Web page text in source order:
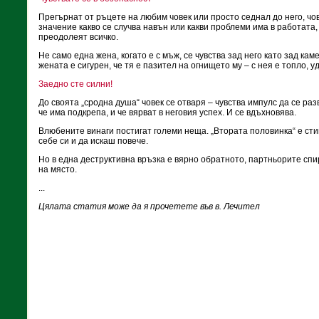
Прегърнат от ръцете на любим човек или просто седнал до него,
значение какво се случва навън или какви проблеми има в
преодолеят всичко.
Не само една жена, когато е с мъж, се чувства зад него като зад
жената е сигурен, че тя е пазител на огнището му – с нея е топло,
Заедно сте силни!
До своята „сродна душа“ човек се отваря – чувства импулс да се
че има подкрепа, и че вярват в неговия успех. И се вдъхновява.
Влюбените винаги постигат големи неща. „Втората половинка“ е
себе си и да искаш повече.
Но в една деструктивна връзка е вярно обратното, партньорите
на място.
...
Цялата статия може да я прочетете във в. Лечител